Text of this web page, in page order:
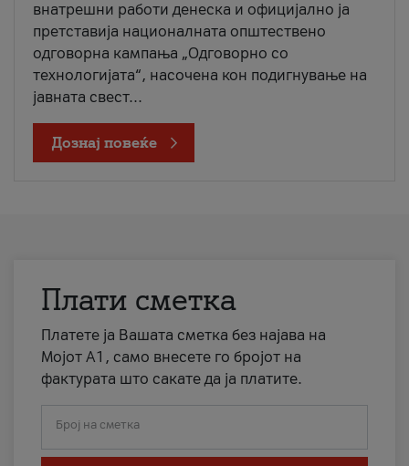
внатрешни работи денеска и официјално ја
претставија националната општествено
одговорна кампања „Одговорно со
технологијата“, насочена кон подигнување на
јавната свест...
Дознај повеќе
Плати сметка
Платете ја Вашата сметка без најава на
Мојот А1, само внесете го бројот на
фактурата што сакате да ја платите.
Број на сметка